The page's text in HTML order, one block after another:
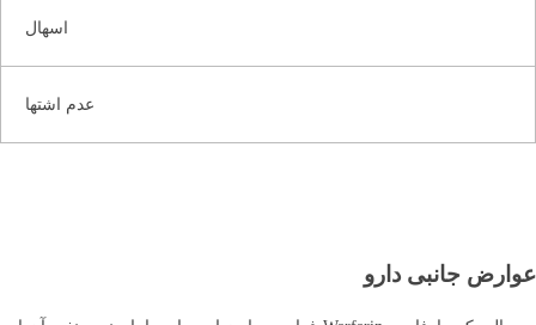
اسهال
عدم اشتها
عوارض جانبی دارو